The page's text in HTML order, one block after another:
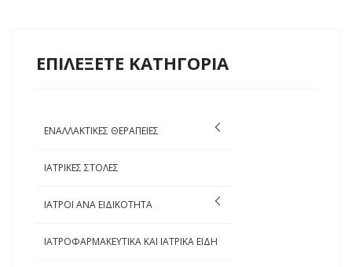
ΕΠΙΛΕΞΕΤΕ ΚΑΤΗΓΟΡΙΑ
ΕΝΑΛΛΑΚΤΙΚΕΣ ΘΕΡΑΠΕΙΕΣ
ΙΑΤΡΙΚΕΣ ΣΤΟΛΕΣ
ΙΑΤΡΟΙ ΑΝΑ ΕΙΔΙΚΟΤΗΤΑ
ΙΑΤΡΟΦΑΡΜΑΚΕΥΤΙΚΑ ΚΑΙ ΙΑΤΡΙΚΑ ΕΙΔΗ